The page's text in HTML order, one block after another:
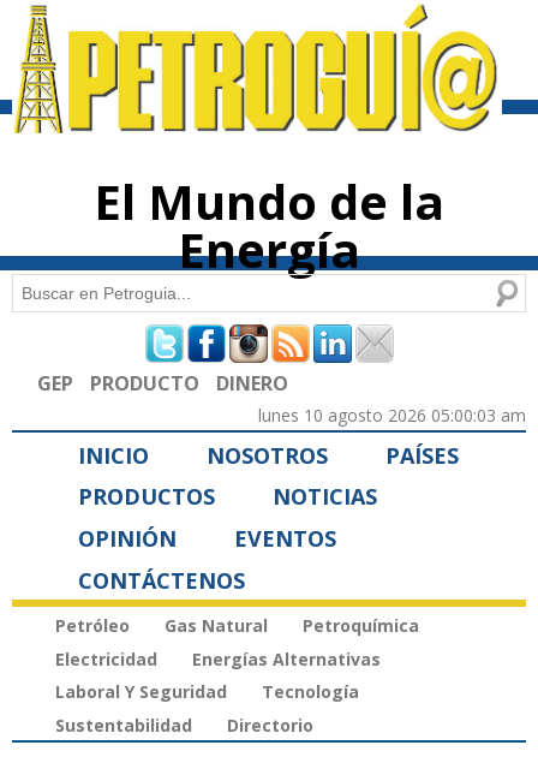
contenido
El Mundo de la
Energía
Formulario de búsqueda
Buscar
GEP PRODUCTO DINERO
lunes 10 agosto 2026 05:00:03 am
INICIO NOSOTROS
PAÍSES
PRODUCTOS
NOTICIAS
OPINIÓN
EVENTOS
CONTÁCTENOS
Petróleo Gas Natural
Petroquímica
Electricidad
Energías Alternativas
Laboral Y Seguridad
Tecnología
Sustentabilidad
Directorio